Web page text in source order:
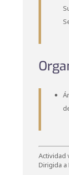
Actividad
Dirigida a